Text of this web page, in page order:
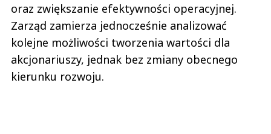
oraz zwiększanie efektywności operacyjnej.
Zarząd zamierza jednocześnie analizować
kolejne możliwości tworzenia wartości dla
akcjonariuszy, jednak bez zmiany obecnego
kierunku rozwoju.